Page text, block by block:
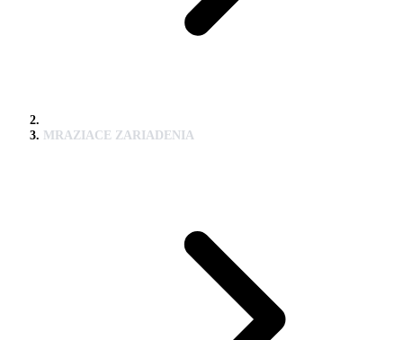
MRAZIACE ZARIADENIA